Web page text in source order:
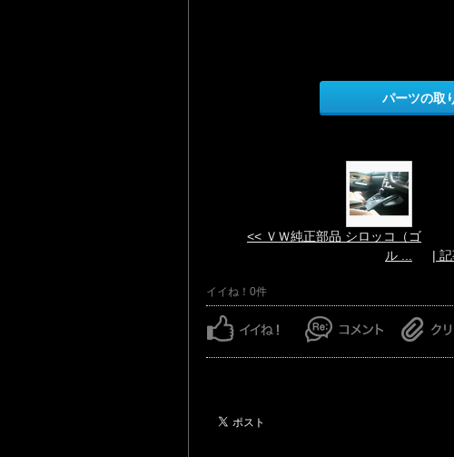
パーツの取
<< ＶＷ純正部品 シロッコ（ゴ
ル ...
|
イイね！0件